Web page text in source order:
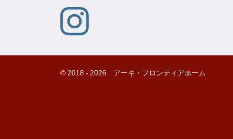
©️ 2018 - 2026 アーキ・フロンティアホーム